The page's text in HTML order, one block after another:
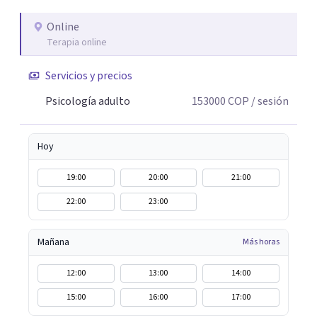
Online
Terapia online
Servicios y precios
Psicología adulto
153000COP / sesión
Hoy
19:00 20:00
21:00
22:00
23:00
Mañana Más horas
12:00 13:00
14:00
15:00
16:00 17:00